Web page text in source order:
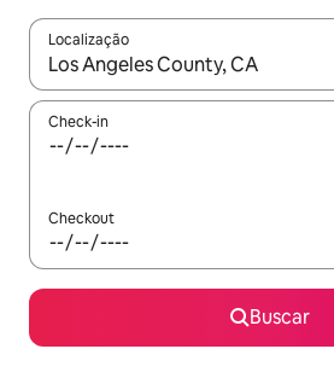
Localização
Quando os resultados estiverem
Check-in
Checkout
Buscar